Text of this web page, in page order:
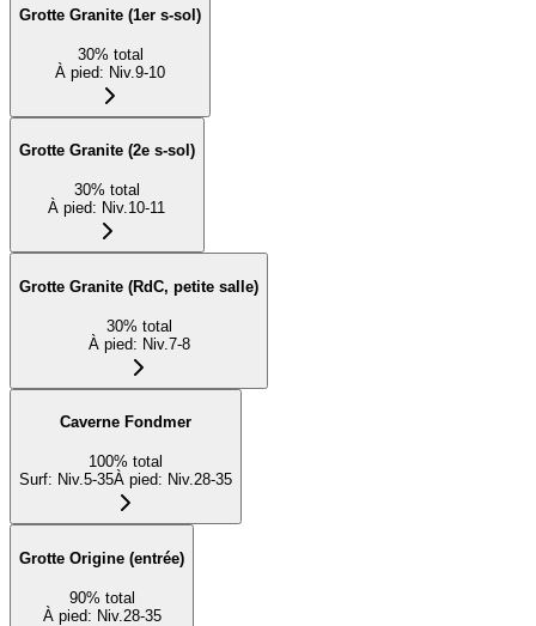
Grotte Granite (1er s-sol)
30% total
À pied: Niv.9-10
Grotte Granite (2e s-sol)
30% total
À pied: Niv.10-11
Grotte Granite (RdC, petite salle)
30% total
À pied: Niv.7-8
Caverne Fondmer
100% total
Surf: Niv.5-35À pied: Niv.28-35
Grotte Origine (entrée)
90% total
À pied: Niv.28-35